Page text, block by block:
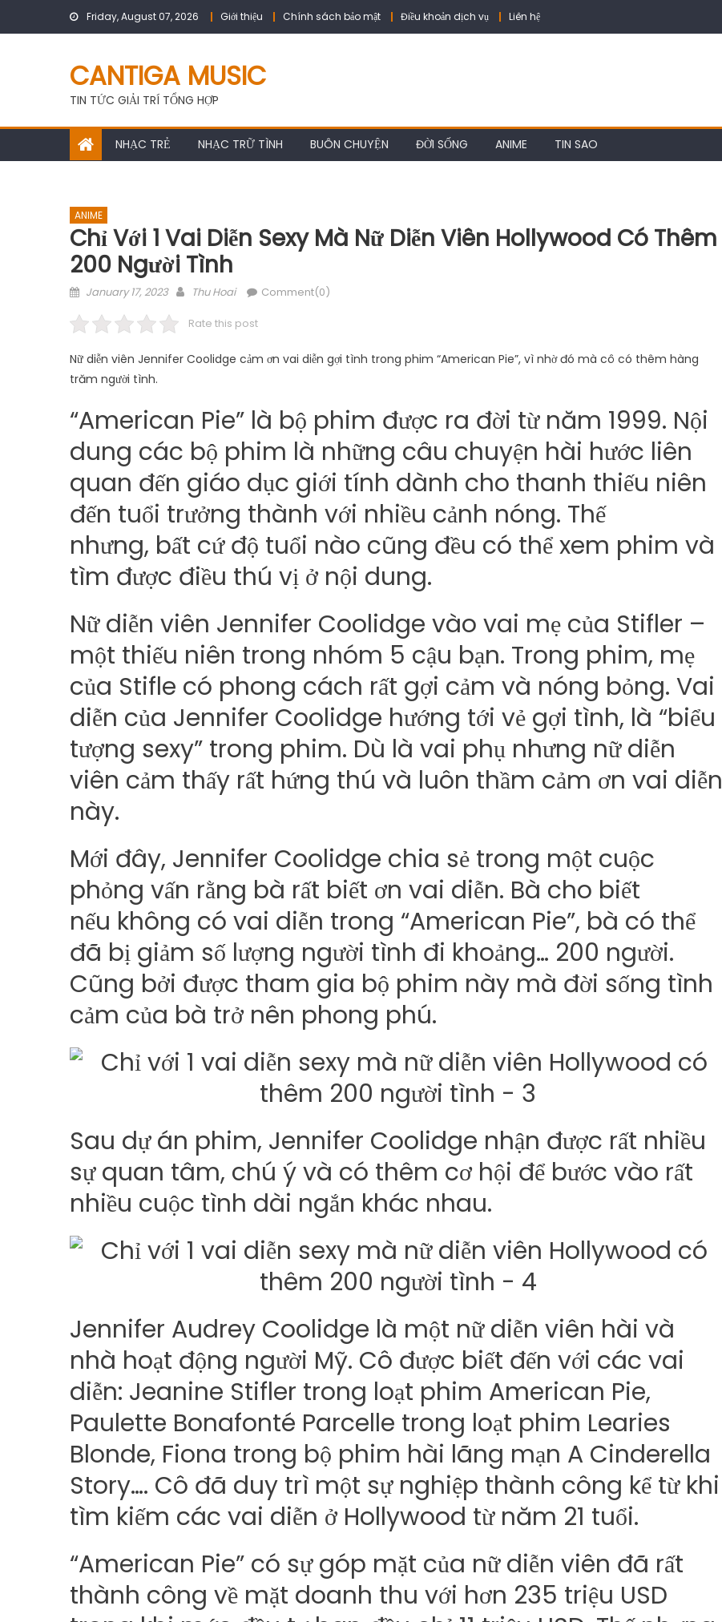
Friday, August 07, 2026 Giới thiệu Chính sách bảo mật Điều khoản dịch vụ Liên hệ
CANTIGA MUSIC
TIN TỨC GIẢI TRÍ TỔNG HỢP
NHẠC TRẺ NHẠC TRỮ TÌNH BUÔN CHUYỆN ĐỜI SỐNG ANIME TIN SAO
ANIME
Chỉ Với 1 Vai Diễn Sexy Mà Nữ Diễn Viên Hollywood Có Thêm
200 Người Tình
Posted
January 17, 2023 Author
Thu Hoai Comment(0)
Rate this post
Nữ diễn viên Jennifer Coolidge cảm ơn vai diễn gợi tình trong phim “American Pie”, vì nhờ đó mà cô có thêm hàng
trăm người tình.
“American Pie” là bộ phim được ra đời từ năm 1999. Nội
dung các bộ phim là những câu chuyện hài hước liên
quan đến giáo dục giới tính dành cho thanh thiếu niên
đến tuổi trưởng thành với nhiều cảnh nóng. Thế
nhưng, bất cứ độ tuổi nào cũng đều có thể xem phim và
tìm được điều thú vị ở nội dung.
Nữ diễn viên Jennifer Coolidge vào vai mẹ của Stifler –
một thiếu niên trong nhóm 5 cậu bạn. Trong phim, mẹ
của Stifle có phong cách rất gợi cảm và nóng bỏng. Vai
diễn của Jennifer Coolidge hướng tới vẻ gợi tình, là “biểu
tượng sexy” trong phim. Dù là vai phụ nhưng nữ diễn
viên cảm thấy rất hứng thú và luôn thầm cảm ơn vai diễn
này.
Mới đây, Jennifer Coolidge chia sẻ trong một cuộc
phỏng vấn rằng bà rất biết ơn vai diễn. Bà cho biết
nếu không có vai diễn trong “American Pie”, bà có thể
đã bị giảm số lượng người tình đi khoảng… 200 người.
Cũng bởi được tham gia bộ phim này mà đời sống tình
cảm của bà trở nên phong phú.
Sau dự án phim, Jennifer Coolidge nhận được rất nhiều
sự quan tâm, chú ý và có thêm cơ hội để bước vào rất
nhiều cuộc tình dài ngắn khác nhau.
Jennifer Audrey Coolidge là một nữ diễn viên hài và
nhà hoạt động người Mỹ. Cô được biết đến với các vai
diễn: Jeanine Stifler trong loạt phim American Pie,
Paulette Bonafonté Parcelle trong loạt phim Learies
Blonde, Fiona trong bộ phim hài lãng mạn A Cinderella
Story…. Cô đã duy trì một sự nghiệp thành công kể từ khi
tìm kiếm các vai diễn ở Hollywood từ năm 21 tuổi.
“American Pie” có sự góp mặt của nữ diễn viên đã rất
thành công về mặt doanh thu với hơn 235 triệu USD